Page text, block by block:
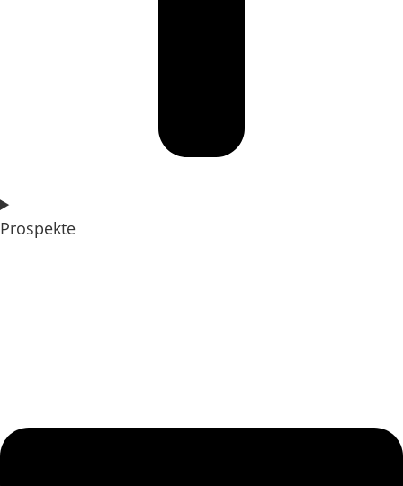
Prospekte